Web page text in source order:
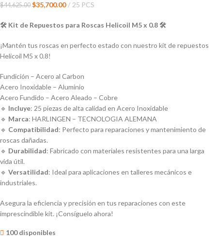
$44,625.00 $35,700.00 25 PCS
🛠️ Kit de Repuestos para Roscas Helicoil M5 x 0.8 🛠️
¡Mantén tus roscas en perfecto estado con nuestro kit de repuestos
Helicoil M5 x 0.8!
Fundición – Acero al Carbon
Acero Inoxidable – Aluminio
Acero Fundido – Acero Aleado – Cobre
🔹 Incluye: 25 piezas de alta calidad en Acero Inoxidable
🔹 Marca: HARLINGEN – TECNOLOGIA ALEMANA
🔹 Compatibilidad: Perfecto para reparaciones y mantenimiento de
roscas dañadas.
🔹 Durabilidad: Fabricado con materiales resistentes para una larga
vida útil.
🔹 Versatilidad: Ideal para aplicaciones en talleres mecánicos e
industriales.
Asegura la eficiencia y precisión en tus reparaciones con este
imprescindible kit. ¡Consíguelo ahora!
100 disponibles